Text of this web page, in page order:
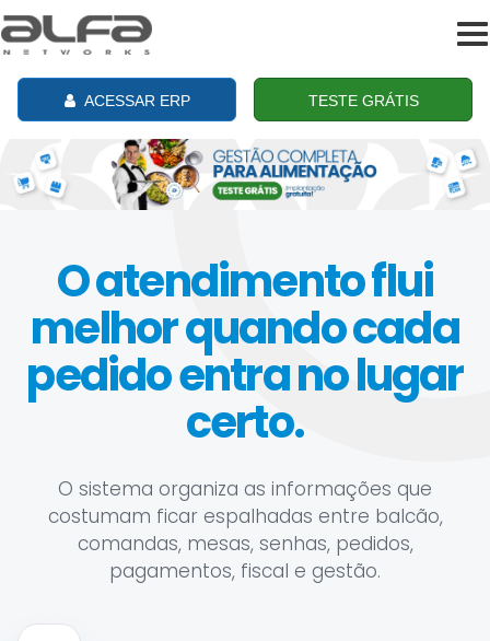
ACESSAR ERP TESTE GRÁTIS
O atendimento flui
melhor quando cada
pedido entra no lugar
certo.
O sistema organiza as informações que
costumam ficar espalhadas entre balcão,
comandas, mesas, senhas, pedidos,
pagamentos, fiscal e gestão.